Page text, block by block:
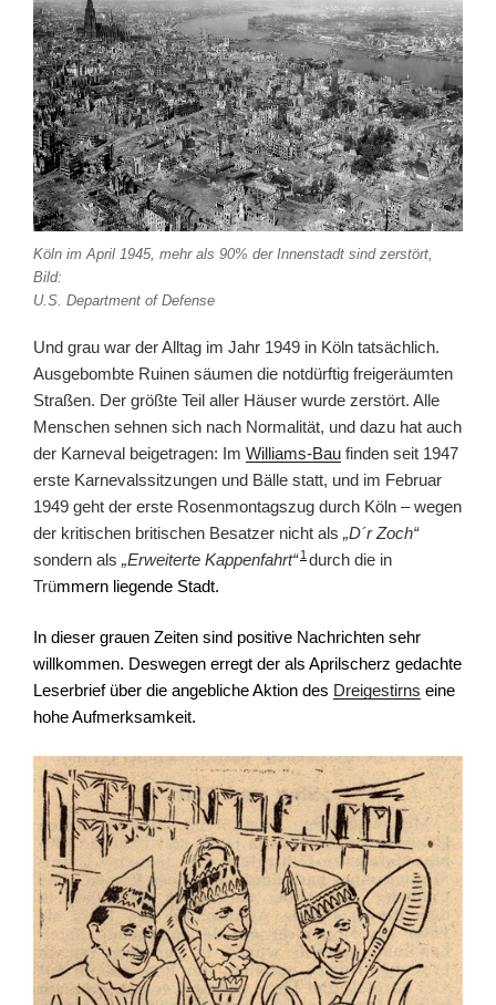
Köln im April 1945, mehr als 90% der Innenstadt sind zerstört,
Bild:
U.S. Department of Defense
Und grau war der Alltag im Jahr 1949 in Köln tatsächlich.
Ausgebombte Ruinen säumen die notdürftig freigeräumten
Straßen. Der größte Teil aller Häuser wurde zerstört. Alle
Menschen sehnen sich nach Normalität, und dazu hat auch
der Karneval beigetragen: Im Williams-Bau finden seit 1947
erste Karnevalssitzungen und Bälle statt, und im Februar
1949 geht der erste Rosenmontagszug durch Köln – wegen
der kritischen britischen Besatzer nicht als „D´r Zoch“
sondern als „Erweiterte Kappenfahrt“ 1 durch die in
Trümmern liegende Stadt.
In dieser grauen Zeiten sind positive Nachrichten sehr
willkommen. Deswegen erregt der als Aprilscherz gedachte
Leserbrief über die angebliche Aktion des Dreigestirns eine
hohe Aufmerksamkeit.